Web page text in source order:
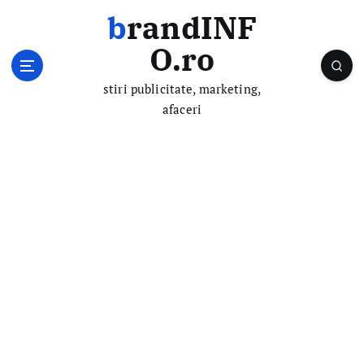
brandINF
O.ro
stiri publicitate, marketing,
afaceri